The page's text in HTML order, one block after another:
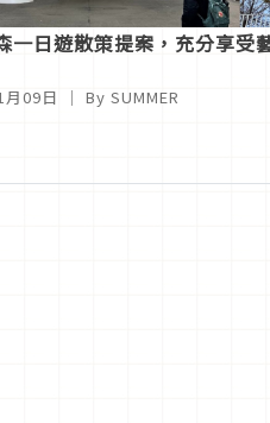
一日遊散策提案，充分享受
月09日 ｜ By SUMMER